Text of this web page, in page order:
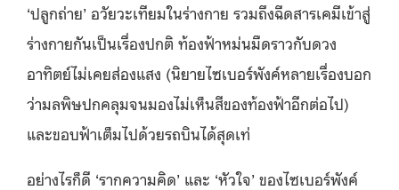
‘ปลูกถ่าย’ อวัยวะเทียมในร่างกาย รวมถึงฉีดสารเคมีเข้าสู่
ร่างกายกันเป็นเรื่องปกติ ท้องฟ้าหม่นมืดราวกับดวง
อาทิตย์ไม่เคยส่องแสง (นิยายไซเบอร์พังค์หลายเรื่องบอก
ว่ามลพิษปกคลุมจนมองไม่เห็นสีของท้องฟ้าอีกต่อไป)
และขอบฟ้าเต็มไปด้วยรถบินได้สุดเท่
อย่างไรก็ดี ‘รากความคิด’ และ ‘หัวใจ’ ของไซเบอร์พังค์